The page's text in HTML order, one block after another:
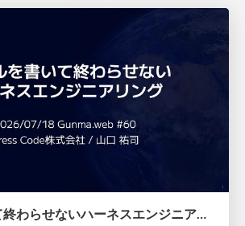
ルールを書いて終わらせないハーネスエンジニアリング